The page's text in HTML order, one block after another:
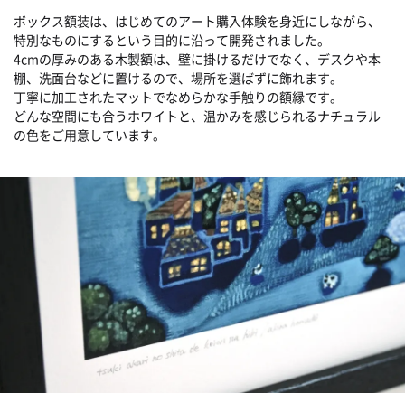
ボックス額装は、はじめてのアート購入体験を身近にしながら、
特別なものにするという目的に沿って開発されました。
4cmの厚みのある木製額は、壁に掛けるだけでなく、デスクや本
棚、洗面台などに置けるので、場所を選ばずに飾れます。
丁寧に加工されたマットでなめらかな手触りの額縁です。
どんな空間にも合うホワイトと、温かみを感じられるナチュラル
の色をご用意しています。